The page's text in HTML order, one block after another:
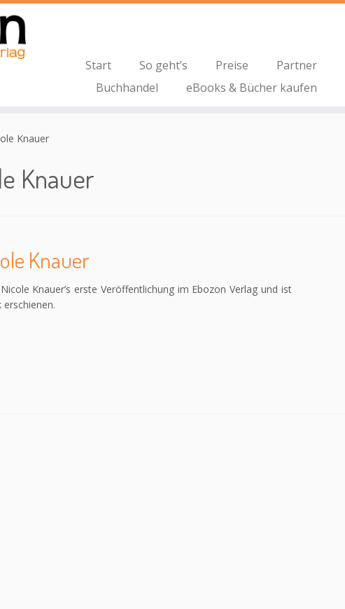
Start
So geht’s Preise Partner
Buchhandel
eBooks & Bücher kaufen
Knauer
Knauer
Knauer
Knauer’s erste Veröffentlichung im Ebozon Verlag und ist